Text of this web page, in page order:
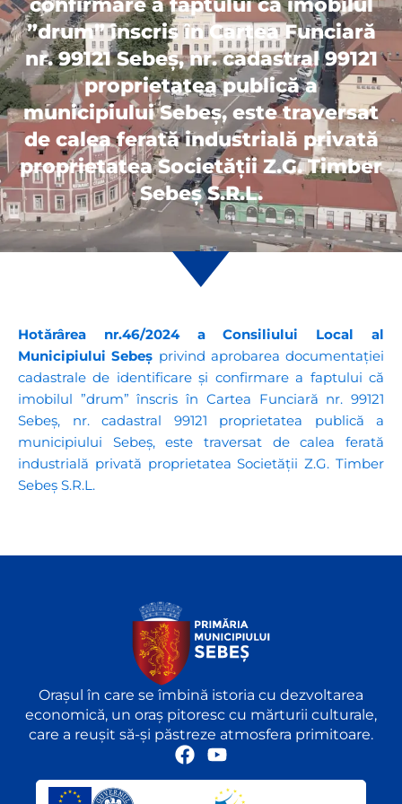
confirmare a faptului că imobilul
”drum” înscris în Cartea Funciară
nr. 99121 Sebeș, nr. cadastral 99121
proprietatea publică a
municipiului Sebeș, este traversat
de calea ferată industrială privată
proprietatea Societății Z.G. Timber
Sebeș S.R.L.
Hotărârea nr.46/2024 a Consiliului Local al
Municipiului Sebeș privind aprobarea documentației
cadastrale de identificare și confirmare a faptului că
imobilul ”drum” înscris în Cartea Funciară nr. 99121
Sebeș, nr. cadastral 99121 proprietatea publică a
municipiului Sebeș, este traversat de calea ferată
industrială privată proprietatea Societății Z.G. Timber
Sebeș S.R.L.
Orașul în care se îmbină istoria cu dezvoltarea
economică, un oraș pitoresc cu mărturii culturale,
care a reușit să-și păstreze atmosfera primitoare.
F
Y
u